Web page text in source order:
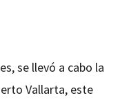
se llevó a cabo la
Vallarta, este